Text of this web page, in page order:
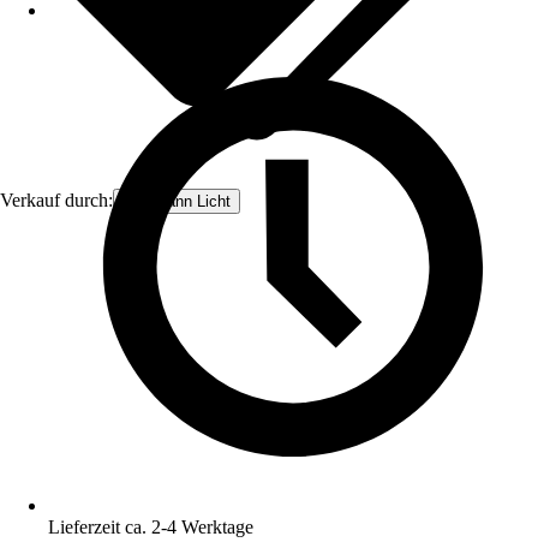
Verkauf durch: Paulmann Licht
Lieferzeit ca. 2-4 Werktage